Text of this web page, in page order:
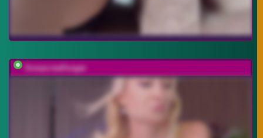
Sonya-reallsugar